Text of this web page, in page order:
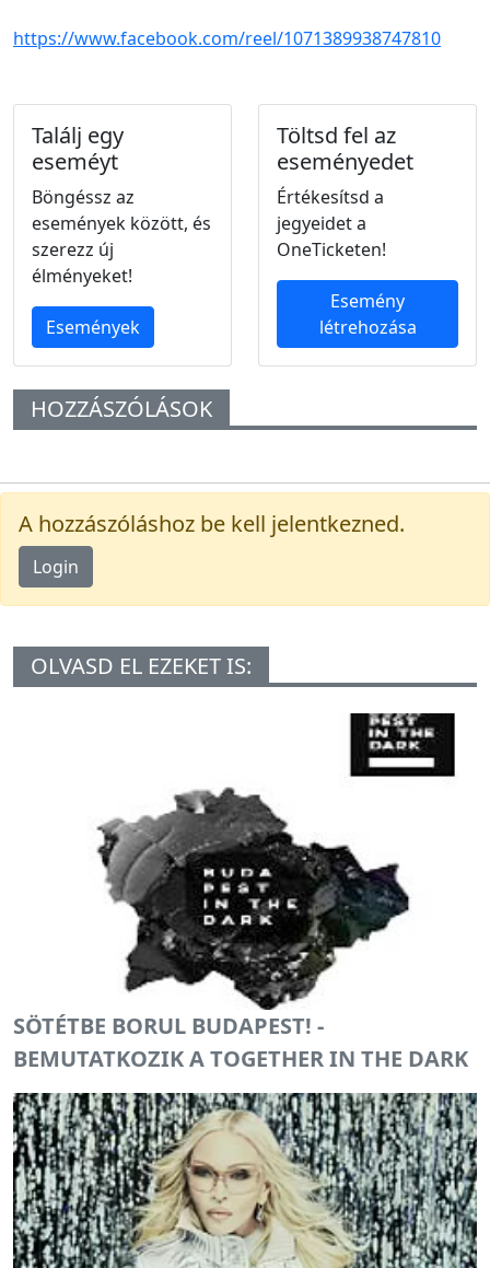
https://www.facebook.com/reel/1071389938747810
Találj egy
eseméyt
Böngéssz az
események között, és
szerezz új
élményeket!
Események
Töltsd fel az
eseményedet
Értékesítsd a
jegyeidet a
OneTicketen!
Esemény
létrehozása
HOZZÁSZÓLÁSOK
A hozzászóláshoz be kell jelentkezned.
Login
OLVASD EL EZEKET IS:
SÖTÉTBE BORUL BUDAPEST! -
BEMUTATKOZIK A TOGETHER IN THE DARK